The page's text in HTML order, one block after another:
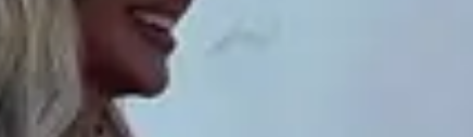
Mykonos é confeccionado em crepe Fluido Katarina (100%